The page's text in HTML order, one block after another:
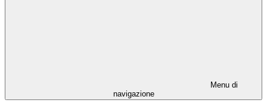
Menu di
navigazione